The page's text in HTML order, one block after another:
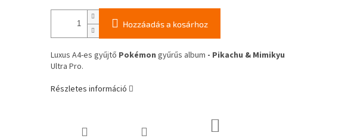
Hozzáadás a kosárhoz
Luxus A4-es gyűjtő Pokémon gyűrűs album - Pikachu & Mimikyu
Ultra Pro.
Részletes információ